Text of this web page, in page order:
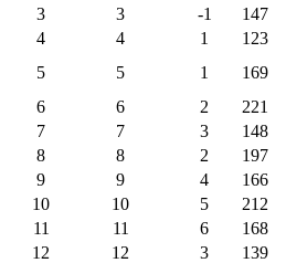
3
3 -1 147
4
4 1 123
5
5 1 169
6
6 2 221
7
7 3 148
8
8 2 197
9
9 4 166
10
10 5 212
11
11 6 168
12
12 3 139